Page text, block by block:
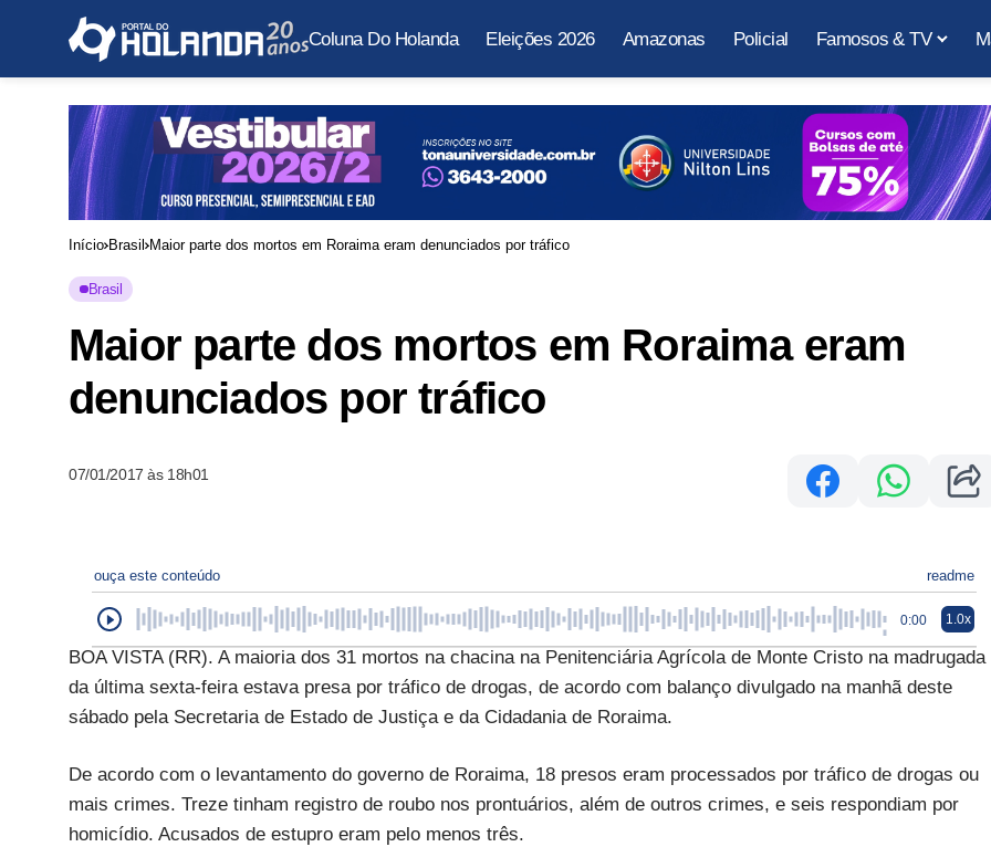
Coluna Do Holanda Eleições 2026 Amazonas Policial Famosos & TV
Início Brasil Maior parte dos mortos em Roraima eram denunciados por tráfico
Brasil
Maior parte dos mortos em Roraima eram
denunciados por tráfico
07/01/2017 às 18h01
ouça este conteúdo readme
0:00 1.0x
BOA VISTA (RR). A maioria dos 31 mortos na chacina na Penitenciária Agrícola de Monte Cristo na madrugada
da última sexta-feira estava presa por tráfico de drogas, de acordo com balanço divulgado na manhã deste
sábado pela Secretaria de Estado de Justiça e da Cidadania de Roraima.
De acordo com o levantamento do governo de Roraima, 18 presos eram processados por tráfico de drogas ou
mais crimes. Treze tinham registro de roubo nos prontuários, além de outros crimes, e seis respondiam por
homicídio. Acusados de estupro eram pelo menos três.